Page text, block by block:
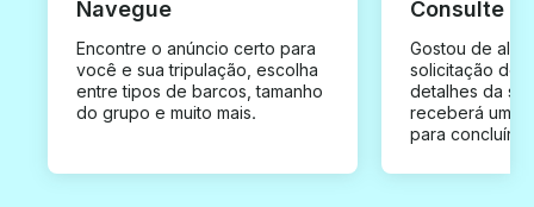
Navegue
Encontre o anúncio certo para
você e sua tripulação, escolha
entre tipos de barcos, tamanho
do grupo e muito mais.
Consulte e
Gostou de
solicitação de
detalhes da
receberá uma
para concluír a